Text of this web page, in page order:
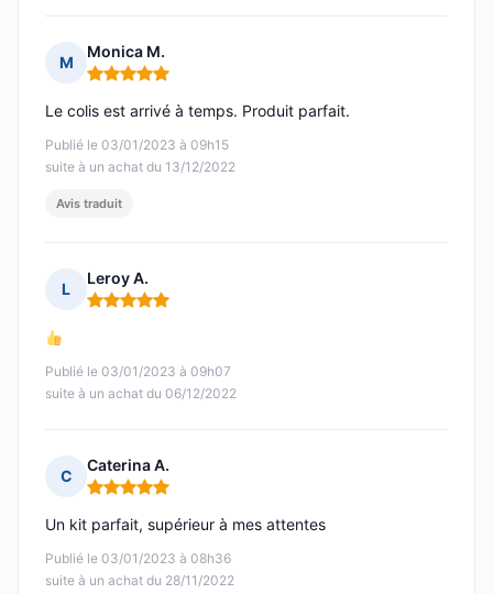
M
Monica M.
Note : 5 sur 5
Publié le 03/01/2023 à 09h15
suite à un achat du 13/12/2022
Le colis est arrivé à temps. Produit parfait.
Avis traduit
L
Leroy A.
Note : 5 sur 5
Publié le 03/01/2023 à 09h07
suite à un achat du 06/12/2022
C
Caterina A.
Note : 5 sur 5
Publié le 03/01/2023 à 08h36
suite à un achat du 28/11/2022
Un kit parfait, supérieur à mes attentes